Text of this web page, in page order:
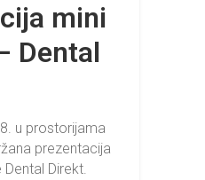
mini
Dental
u prostorijama
prezentacija
Direkt.